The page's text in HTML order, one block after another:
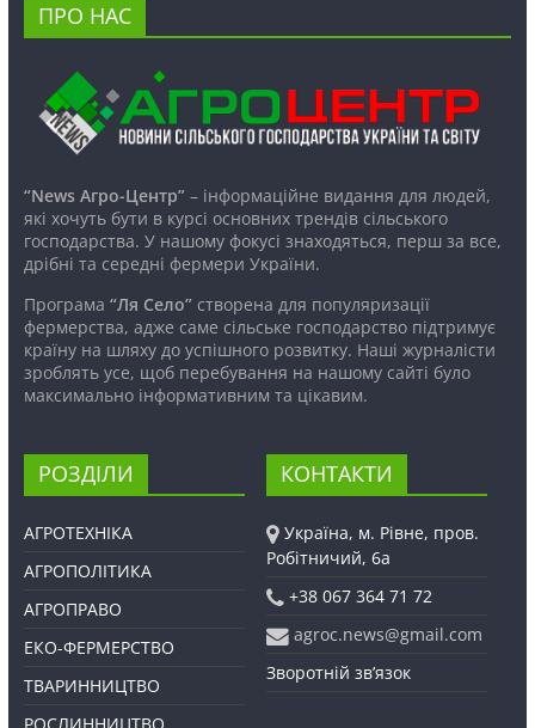
ПРО НАС
“News Агро-Центр”– інформаційне видання для людей,
які хочуть бути в курсі основних трендів сільського
господарства. У нашому фокусі знаходяться, перш за все,
дрібні та середні фермери України.
Програма “Ля Село”створена для популяризації
фермерства, адже саме сільське господарство підтримує
країну на шляху до успішного розвитку. Наші журналісти
зроблять усе, щоб перебування на нашому сайті було
максимально інформативним та цікавим.
РОЗДІЛИ
АГРОТЕХНІКА
АГРОПОЛІТИКА
АГРОПРАВО
ЕКО-ФЕРМЕРСТВО
ТВАРИННИЦТВО
КОНТАКТИ
Україна, м. Рівне, пров.
Робітничий, 6а
+38 067 364 71 72
agroc.news@gmail.com
Зворотній зв’язок